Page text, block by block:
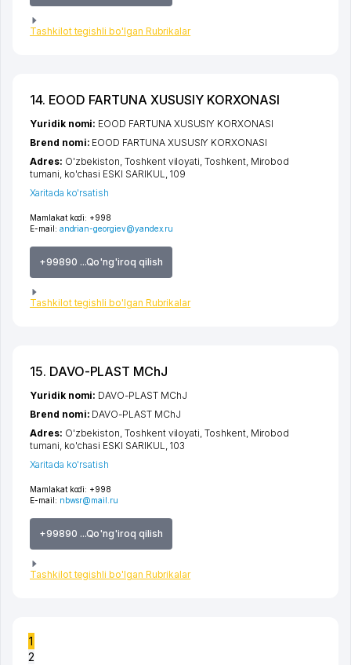
Tashkilot tegishli bo'lgan Rubrikalar
14. EOOD FARTUNA XUSUSIY KORXONASI
Mamlakat kodi: +998
E-mail: andrian-georgiev@yandex.ru
+99890 ...Qo'ng'iroq qilish
Tashkilot tegishli bo'lgan Rubrikalar
Yuridik nomi: EOOD FARTUNA XUSUSIY KORXONASI
Brend nomi: EOOD FARTUNA XUSUSIY KORXONASI
Adres: O'zbekiston,Toshkent viloyati ,Toshkent, Mirobod
tumani ko'chasi ESKI SARIKUL
, 109
Xaritada ko'rsatish
15. DAVO-PLAST MChJ
Mamlakat kodi: +998
E-mail: nbwsr@mail.ru
+99890 ...Qo'ng'iroq qilish
Tashkilot tegishli bo'lgan Rubrikalar
Yuridik nomi: DAVO-PLAST MChJ
Brend nomi: DAVO-PLAST MChJ
Adres: O'zbekiston,Toshkent viloyati,Toshkent, Mirobod
tumani, ko'chasi ESKI SARIKUL, 103
Xaritada ko'rsatish
1
2